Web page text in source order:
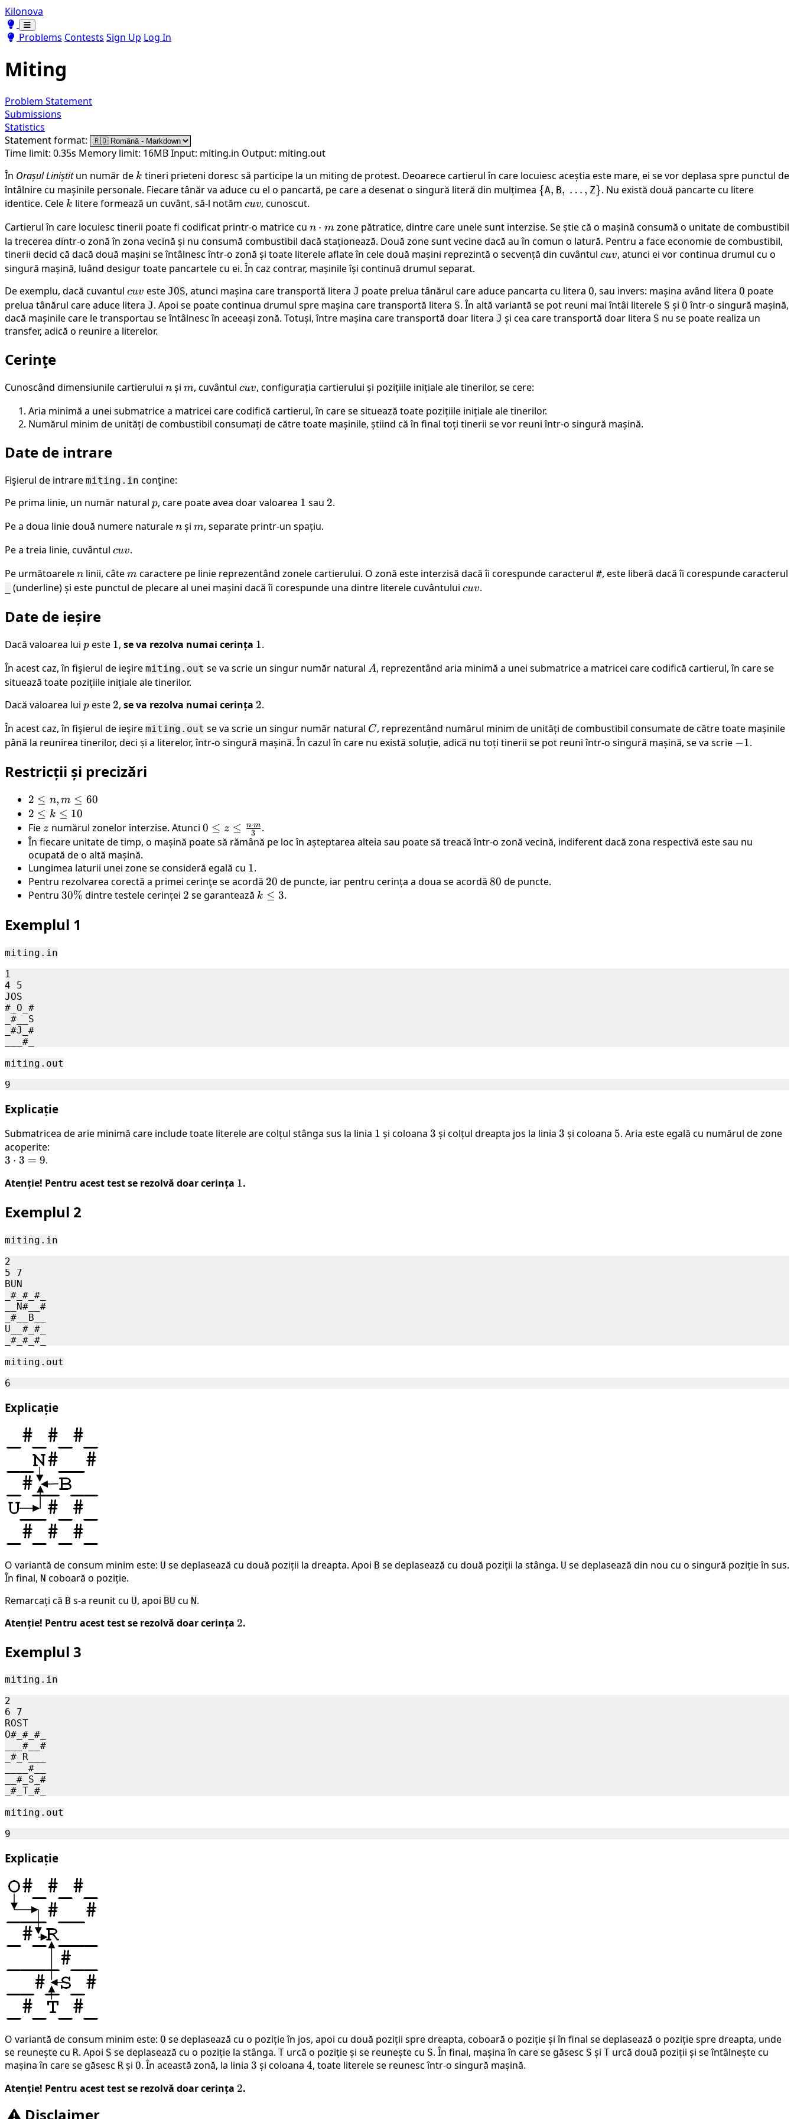
Kilonova
Toggle theme
Toggle theme
Problems Contests Sign Up Log In
Miting
Problem Statement
Submissions
Statistics
Statement format:
Time limit: 0.35s Memory limit: 16MBInput: miting.in Output: miting.out
În Orașul Liniștitun număr de k
k tineri prieteni doresc să participe la un miting de protest. Deoarece cartierul în care locuiesc aceștia este mare, ei se vor deplasa spre punctul de
întâlnire cu mașinile personale. Fiecare tânăr va aduce cu el o pancartă, pe care a desenat o singură literă din mulțimea \
{A,, B,\
, … , Z\}
}. Nu există două pancarte cu litere
identice. Cele k
k litere formează un cuvânt, să-l notăm cuv
cuv, cunoscut.
Cartierul în care locuiesc tinerii poate fi codificat printr-o matrice cu n
\cdot
m
n ⋅ mzone pătratice, dintre care unele sunt interzise. Se știe că o mașină consumă o unitate de combustibil
la trecerea dintr-o zonă în zona vecină și nu consumă combustibil dacă staționează. Două zone sunt vecine dacă au în comun o latură. Pentru a face economie de combustibil,
tinerii decid că dacă două mașini se întâlnesc într-o zonă și toate literele aflate în cele două mașini reprezintă o secvență din cuvântul cuv
cuv, atunci ei vor continua drumul cu o
singură mașină, luând desigur toate pancartele cu ei. În caz contrar, mașinile își continuă drumul separat.
De exemplu, dacă cuvantul cuv
cuv este JOS, atunci mașina care transportă litera J poate prelua tânărul care aduce pancarta cu litera O, sau invers: mașina având litera O poate
prelua tânărul care aduce litera J. Apoi se poate continua drumul spre mașina care transportă litera S. În altă variantă se pot reuni mai întâi literele S și O într-o singură mașină,
dacă mașinile care le transportau se întâlnesc în aceeași zonă. Totuși, între mașina care transportă doar litera J și cea care transportă doar litera S nu se poate realiza un
transfer, adică o reunire a literelor.
Cerinţe
Cunoscând dimensiunile cartierului n
n și m
m, cuvântul cuv
cuv, configurația cartierului și pozițiile inițiale ale tinerilor, se cere:
Aria minimă a unei submatrice a matricei care codifică cartierul, în care se situează toate pozițiile inițiale ale tinerilor.
Numărul minim de unități de combustibil consumați de către toate mașinile, știind că în final toți tinerii se vor reuni într-o singură mașină.
Date de intrare
Fişierul de intrare miting.in conţine:
Pe prima linie, un număr natural p
p, care poate avea doar valoarea 1
1 sau 2
2.
Pe a doua linie două numere naturalen
n și m
m, separate printr-un spațiu.
Pe a treia linie, cuvântul cuv
cuv.
Pe următoarelen
n linii, câtem
m caractere pe linie reprezentând zonele cartierului. O zonă este interzisă dacă îi corespunde caracterul #, este liberă dacă îi corespunde caracterul
(underline) și este punctul de plecare al unei mașini dacă îi corespunde una dintre literele cuvântului cuv
cuv.
Date de ieșire
Dacă valoarea lui p
p este 1
1, se va rezolva numai cerința 1
1.
În acest caz, în fişierul de ieşire miting.out se va scrie un singur număr natural A
A, reprezentând aria minimă a unei submatrice a matricei care codifică cartierul, în care se
situează toate pozițiile inițiale ale tinerilor.
Dacă valoarea lui p
p este 2
2, se va rezolva numai cerința 2
2.
În acest caz, în fişierul de ieşire miting.out se va scrie un singur număr natural C
C, reprezentând numărul minim de unități de combustibil consumate de către toate mașinile
până la reunirea tinerilor, deci și a literelor, într-o singură mașină. În cazul în care nu există soluție, adică nu toți tinerii se pot reuni într-o singură mașină, se va scrie -1
−1.
Restricții și precizări
2
\leq
n,
m
\leq
60
2 ≤ n, m ≤ 60
2
\leq
k
\leq
10
2 ≤ k ≤ 10
Fie z
z numărul zonelor interzise. Atunci 0 ≤ z
≤
\cdot
m}{3}
0 ≤ z ≤ 3
n⋅m .
În fiecare unitate de timp, o mașină poate să rămână pe loc în așteptarea alteia sau poate să treacă într-o zonă vecină, indiferent dacă zona respectivă este sau nu
ocupată de o altă mașină.
Lungimea laturii unei zone se consideră egală cu 1
1.
Pentru rezolvarea corectă a primei cerinţe se acordă 20
20 de puncte, iar pentru cerința a doua se acordă 80
80 de puncte.
Pentru 30\%
30% dintre testele cerinței 2
2 se garantează k
k ≤ 3.
Exemplul 1
miting.in
1
4 5
JOS
#_O_#
_#__S
_#J_#
miting.out
Explicație
Submatricea de arie minimă care include toate literele are colțul stânga sus la linia 1
1 și coloana 3
3 și colțul dreapta jos la linia 3
3 și coloana 5
5. Aria este egală cu numărul de zone
acoperite:
3
3 = 9
3 ⋅ 3 = 9.
Atenție! Pentru acest test se rezolvă doar cerința 1
1.
Exemplul 2
miting.in
2
5 7
BUN
_#_#_#_
__N#__#
_#__B__
U__#_#_
miting.out
Explicație
O variantă de consum minim este: U se deplasează cu două poziții la dreapta. Apoi B se deplasează cu două poziții la stânga. U se deplasează din nou cu o singură poziție în sus.
În final, N coboară o poziție.
Remarcați că B s-a reunit cu U, apoi BU cu N.
Atenție! Pentru acest test se rezolvă doar cerința 2
2.
Exemplul 3
miting.in
2
6 7
ROST
O#_#_#_
___#__#
_#_R___
____#__
__#_S_#
miting.out
Explicație
O variantă de consum minim este: O se deplasează cu o poziție în jos, apoi cu două poziții spre dreapta, coboară o poziție și în final se deplasează o poziție spre dreapta, unde
se reunește cu R. Apoi S se deplasează cu o poziție la stânga. T urcă o poziție și se reunește cu S. În final, mașina în care se găsesc S și T urcă două poziții și se întâlnește cu
mașina în care se găsesc R și O. În această zonă, la linia 3
3 și coloana 4
4, toate literele se reunesc într-o singură mașină.
Atenție! Pentru acest test se rezolvă doar cerința 2
2.
Disclaimer